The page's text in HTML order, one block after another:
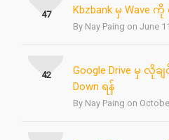
Kbzbank မှ Wave ကို
By Nay Paing on June
47
Google Drive မှ လိုခ
Down ရန်
By Nay Paing on
42